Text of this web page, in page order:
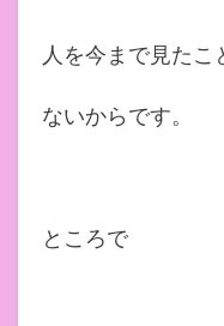
人を今まで見たこ
ないからです。
ところで